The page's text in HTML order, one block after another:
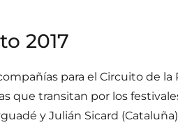
2017
para el Circuito de la
que transitan por los
y Julián Sicard